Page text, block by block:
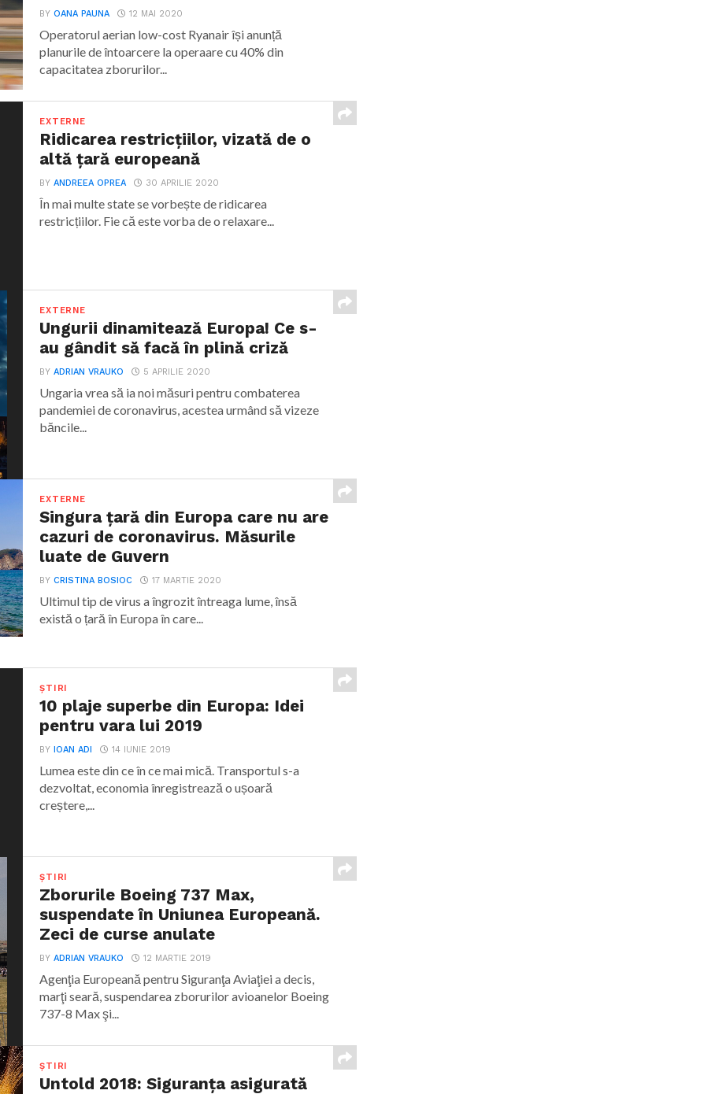
BYOANA PAUNA 12 MAI 2020
Operatorul aerian low-cost Ryanair își anunță
planurile de întoarcere la operaare cu 40% din
capacitatea zborurilor...
EXTERNE
Ridicarea restricțiilor, vizată de o
altă țară europeană
BYANDREEA OPREA 30 APRILIE 2020
În mai multe state se vorbește de ridicarea
restricțiilor. Fie că este vorba de o relaxare...
EXTERNE
Ungurii dinamitează Europa! Ce s-
au gândit să facă în plină criză
BYADRIAN VRAUKO 5 APRILIE 2020
Ungaria vrea să ia noi măsuri pentru combaterea
pandemiei de coronavirus, acestea urmând să vizeze
băncile...
EXTERNE
Singura țară din Europa care nu are
cazuri de coronavirus. Măsurile
luate de Guvern
BYCRISTINA BOSIOC 17 MARTIE 2020
Ultimul tip de virus a îngrozit întreaga lume, însă
există o țară în Europa în care...
ȘTIRI
10 plaje superbe din Europa: Idei
pentru vara lui 2019
BY IOAN ADI 14 IUNIE 2019
Lumea este din ce în ce mai mică. Transportul s-a
dezvoltat, economia înregistrează o ușoară
creștere,...
ȘTIRI
Zborurile Boeing 737 Max,
suspendate în Uniunea Europeană.
Zeci de curse anulate
BYADRIAN VRAUKO 12 MARTIE 2019
Agenţia Europeană pentru Siguranţa Aviaţiei a decis,
marţi seară, suspendarea zborurilor avioanelor Boeing
737-8 Max şi...
ȘTIRI
Untold 2018: Siguranţa asigurată